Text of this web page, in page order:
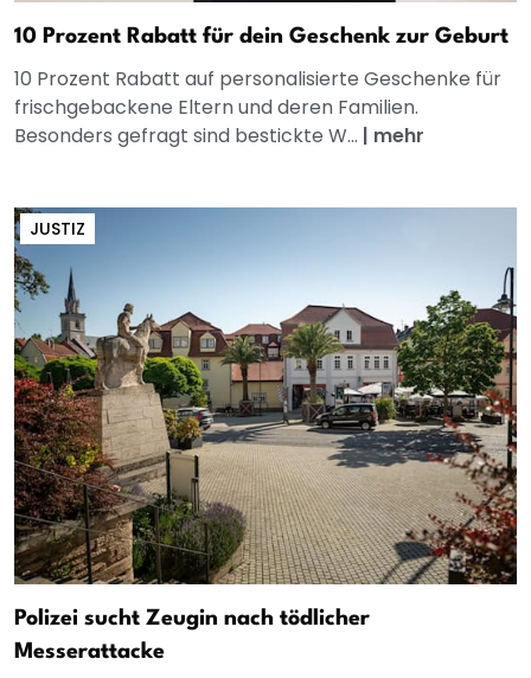
10 Prozent Rabatt für dein Geschenk zur Geburt
10 Prozent Rabatt auf personalisierte Geschenke für
frischgebackene Eltern und deren Familien.
Besonders gefragt sind bestickte W... | mehr
JUSTIZ
Polizei sucht Zeugin nach tödlicher
Messerattacke